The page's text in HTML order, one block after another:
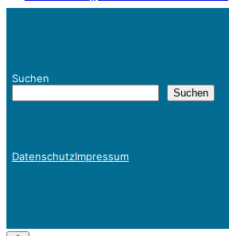
Suchen
Suchen
DatenschutzImpressum